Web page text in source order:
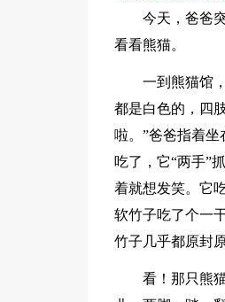
今天，爸爸
看看熊猫。
一到熊猫馆
都是白色的，四
啦。”爸爸指着
吃了，它“两手”
着就想发笑。它
软竹子吃了个一
竹子几乎都原封
看！那只熊